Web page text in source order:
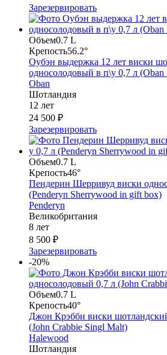
Зарезервировать
Объем0.7 L
Крепость56.2°
Оубэн выдержка 12 лет виски
односолодовый в п\у 0,7 л (Oban
Oban
Шотландия
12 лет
24 500 ₽
Зарезервировать
Объем0.7 L
Крепость46°
Пендерин Шерривуд виски
(Penderyn Sherrywood in gift box)
Penderyn
Великобритания
8 лет
8 500 ₽
Зарезервировать
-20%
Объем0.7 L
Крепость40°
Джон Крэбби виски
(John Crabbie Singl Malt)
Halewood
Шотландия